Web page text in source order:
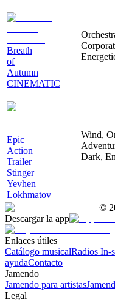
Breath
of
Autumn
CINEMATIC
Epic
Action
Trailer
Stinger
Yevhen
Lokhmatov
Wind,
Dark,
©
Descargar la app
Enlaces útiles
Catálogo musicalRadios In-
ayudaContacto
Jamendo
Jamendo para artistas
Legal